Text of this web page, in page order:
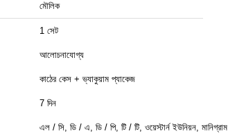
মৌলিক
1 সেট
আলোচনাযোগ্য
কাঠের কেস + ভ্যাকুয়াম প্যাকেজ
7 দিন
এল / সি, ডি / এ, ডি / পি, টি / টি, ওয়েস্টার্ন ইউনিয়ন, মানিগ্রাম